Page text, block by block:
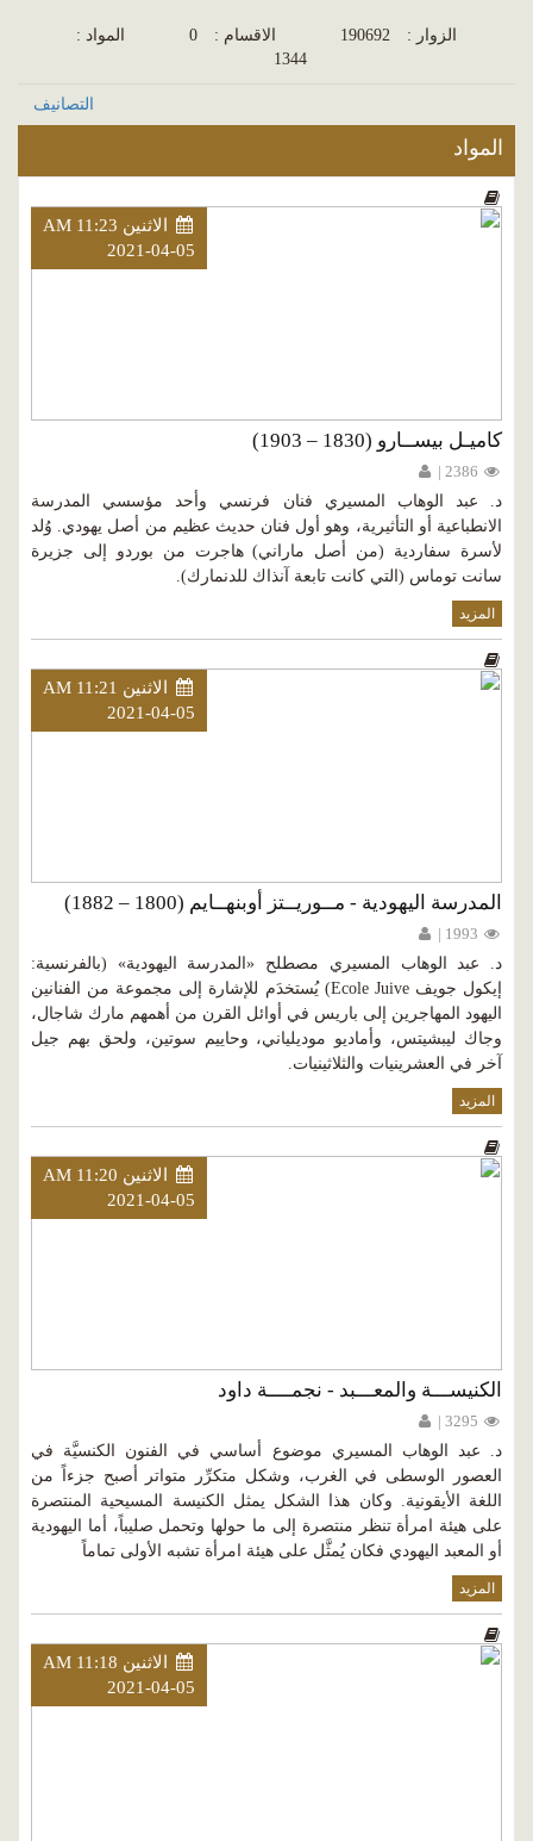
الزوار : 190692 الاقسام : 0
المواد :
1344
التصانيف
المواد
الاثنين AM 11:23
2021-04-05
كاميـل بيســارو (1830 – 1903)
د. عبد الوهاب المسيري فنان فرنسي وأحد مؤسسي المدرسة
الانطباعية أو التأثيرية، وهو أول فنان حديث عظيم من أصل يهودي. وُلد
لأسرة سفاردية (من أصل ماراني) هاجرت من بوردو إلى جزيرة
سانت توماس (التي كانت تابعة آنذاك للدنمارك).
المزيد
الاثنين AM 11:21
2021-04-05
المدرسة اليهودية - مــوريــتز أوبنهــايم (1800 – 1882)
د. عبد الوهاب المسيري مصطلح «المدرسة اليهودية» (بالفرنسية:
إيكول جويف Ecole Juive) يُستخدَم للإشارة إلى مجموعة من الفنانين
اليهود المهاجرين إلى باريس في أوائل القرن من أهمهم مارك شاجال،
وجاك ليبشيتس، وأماديو موديلياني، وحاييم سوتين، ولحق بهم جيل
آخر في العشرينيات والثلاثينيات.
المزيد
الاثنين AM 11:20
2021-04-05
الكنيســـة والمعـــبد - نجمــــة داود
د. عبد الوهاب المسيري موضوع أساسي في الفنون الكنسيَّة في
العصور الوسطى في الغرب، وشكل متكرِّر متواتر أصبح جزءاً من
اللغة الأيقونية. وكان هذا الشكل يمثل الكنيسة المسيحية المنتصرة
على هيئة امرأة تنظر منتصرة إلى ما حولها وتحمل صليباً، أما اليهودية
أو المعبد اليهودي فكان يُمثَّل على هيئة امرأة تشبه الأولى تماماً
المزيد
الاثنين AM 11:18
2021-04-05